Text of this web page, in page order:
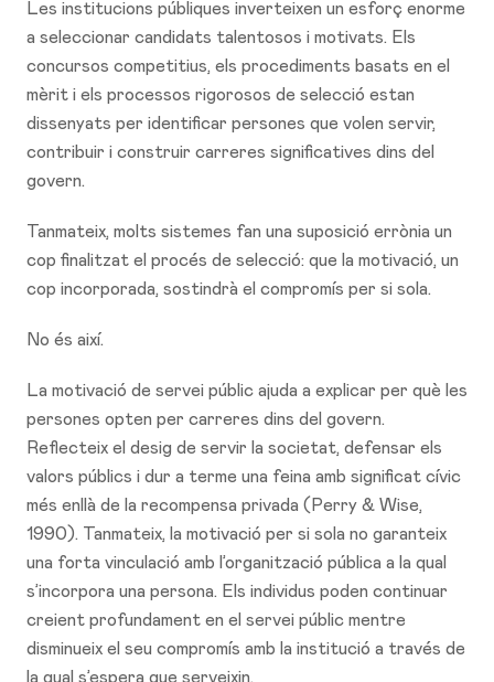
Les institucions públiques inverteixen un esforç enorme
a seleccionar candidats talentosos i motivats. Els
concursos competitius, els procediments basats en el
mèrit i els processos rigorosos de selecció estan
dissenyats per identificar persones que volen servir,
contribuir i construir carreres significatives dins del
govern.
Tanmateix, molts sistemes fan una suposició errònia un
cop finalitzat el procés de selecció: que la motivació, un
cop incorporada, sostindrà el compromís per si sola.
No és així.
La motivació de servei públic ajuda a explicar per què les
persones opten per carreres dins del govern.
Reflecteix el desig de servir la societat, defensar els
valors públics i dur a terme una feina amb significat cívic
més enllà de la recompensa privada (Perry & Wise,
1990). Tanmateix, la motivació per si sola no garanteix
una forta vinculació amb l’organització pública a la qual
s’incorpora una persona. Els individus poden continuar
creient profundament en el servei públic mentre
disminueix el seu compromís amb la institució a través de
la qual s’espera que serveixin.